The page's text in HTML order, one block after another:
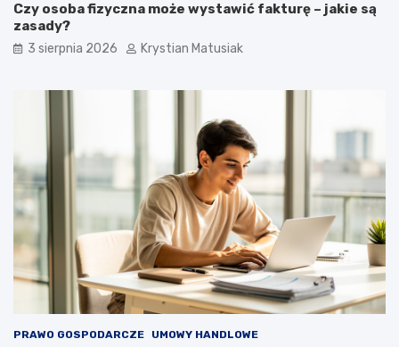
Czy osoba fizyczna może wystawić fakturę – jakie są
zasady?
3 sierpnia 2026 Krystian Matusiak
PRAWO GOSPODARCZE UMOWY HANDLOWE